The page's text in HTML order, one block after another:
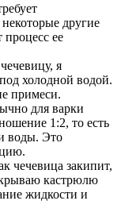
другие
ее
я
холодной водой.
примеси.
для варки
1:2, то есть
воды. Это
чечевица закипит,
кастрюлю
жидкости и